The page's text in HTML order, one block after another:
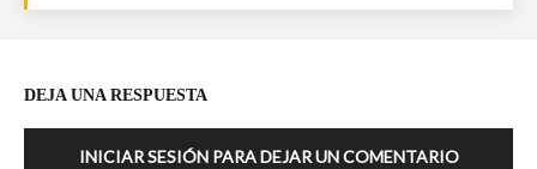
DEJA UNA RESPUESTA
INICIAR SESIÓN PARA DEJAR UN COMENTARIO